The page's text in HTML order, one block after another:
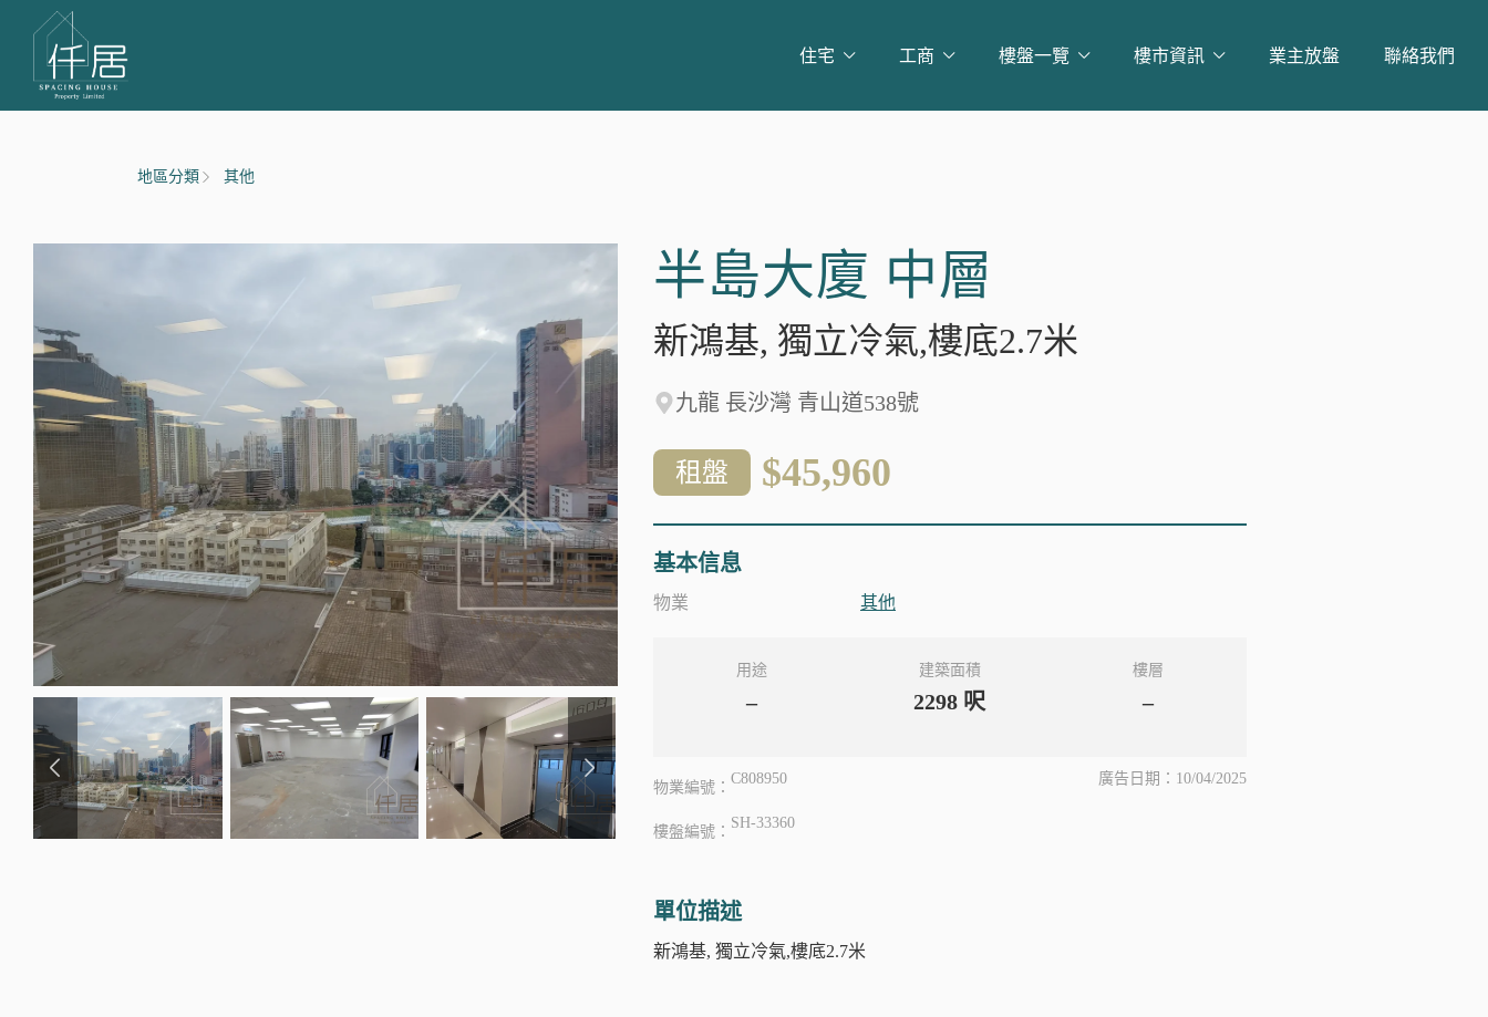
住宅 工商 樓盤一覽 樓市資訊 業主放盤 聯絡我們
地區分類 其他
半島大廈 中層
新鴻基, 獨立冷氣,樓底2.7米
九龍 長沙灣 青山道538號
租盤 $45,960
基本信息
物業 其他
用途
–
建築面積
2298 呎
樓層
–
物業編號：
C808950
樓盤編號：
SH-33360
廣告日期：10/04/2025
單位描述
新鴻基, 獨立冷氣,樓底2.7米